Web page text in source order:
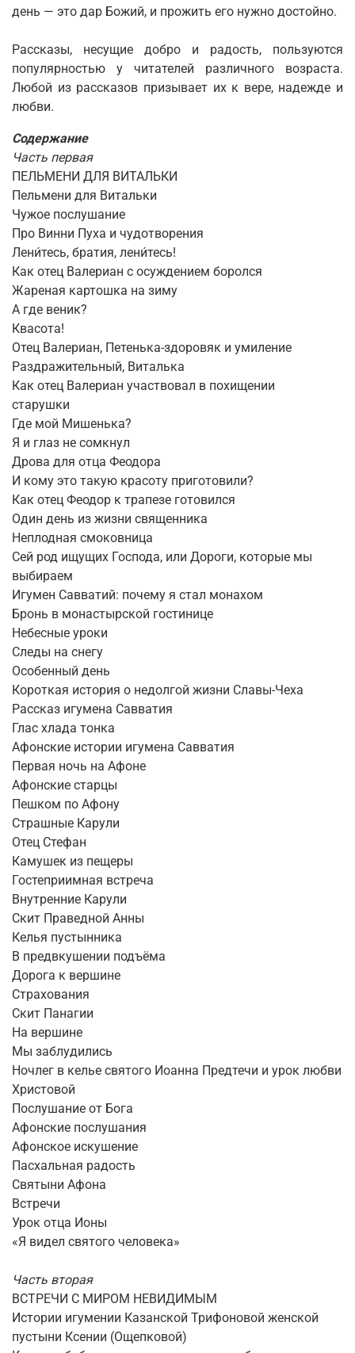
день — ​это дар Божий, и прожить его нужно достойно.
Рассказы, несущие добро и радость, пользуются
популярностью у читателей различного возраста.
Любой из рассказов призывает их к вере, надежде и
любви.
Содержание
Часть первая
ПЕЛЬМЕНИ ДЛЯ ВИТАЛЬКИ
Пельмени для Витальки
Чужое послушание
Про Винни Пуха и чудотворения
Лени́тесь, братия, ленитесь!
Как отец Валериан с осуждением боролся
Жареная картошка на зиму
А где веник?
Квасота!
Отец Валериан, Петенька-здоровяк и умиление
Раздражительный, Виталька
Как отец Валериан участвовал в похищении
старушки
Где мой Мишенька?
Я и глаз не сомкнул
Дрова для отца Феодора
И кому это такую красоту приготовили?
Как отец Феодор к трапезе готовился
Один день из жизни священника
Неплодная смоковница
Сей род ищущих Господа, или Дороги, которые мы
выбираем
Игумен Савватий: почему я стал монахом
Бронь в монастырской гостинице
Небесные уроки
Следы на снегу
Особенный день
Короткая история о недолгой жизни Славы-Чеха
Рассказ игумена Савватия
Глас хлада тонка
Афонские истории игумена Савватия
Первая ночь на Афоне
Афонские старцы
Пешком по Афону
Страшные Карули
Отец Стефан
Камушек из пещеры
Гостеприимная встреча
Внутренние Карули
Скит Праведной Анны
Келья пустынника
В предвкушении подъёма
Дорога к вершине
Страхования
Скит Панагии
На вершине
Мы заблудились
Ночлег в келье святого Иоанна Предтечи и урок любви
Христовой
Послушание от Бога
Афонские послушания
Афонское искушение
Пасхальная радость
Святыни Афона
Встречи
Урок отца Ионы
«Я видел святого человека»
Часть вторая
ВСТРЕЧИ С МИРОМ НЕВИДИМЫМ
Истории игумении Казанской Трифоновой женской
пустыни Ксении (Ощепковой)